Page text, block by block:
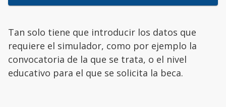
Tan solo tiene que introducir los datos que
requiere el simulador, como por ejemplo la
convocatoria de la que se trata, o el nivel
educativo para el que se solicita la beca.